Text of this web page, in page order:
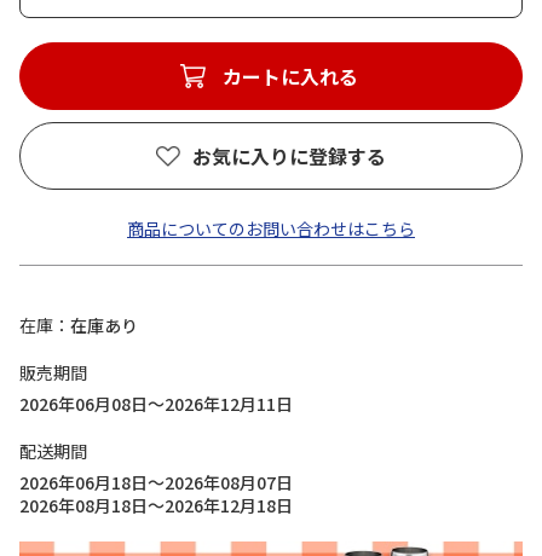
カートに入れる
お気に入りに登録する
商品についてのお問い合わせはこちら
在庫
在庫あり
販売期間
2026年06月08日～2026年12月11日
配送期間
2026年06月18日～2026年08月07日
2026年08月18日～2026年12月18日